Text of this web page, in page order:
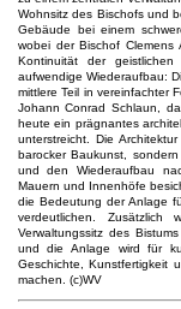
Wohnsitz des Bischofs und
Gebäude bei einem
wobei der Bischof
Kontinuität der
aufwendige Wiederaufbau:
mittlere Teil in vereinfachter
Johann Conrad Schlaun,
heute ein prägnantes
unterstreicht. Die
barocker Baukunst,
und den Wiederaufbau
Mauern und Innenhöfe
die Bedeutung der Anlage
verdeutlichen.
Verwaltungssitz des
und die Anlage wird für
Geschichte, Kunstfertigkeit
machen. (c)WV